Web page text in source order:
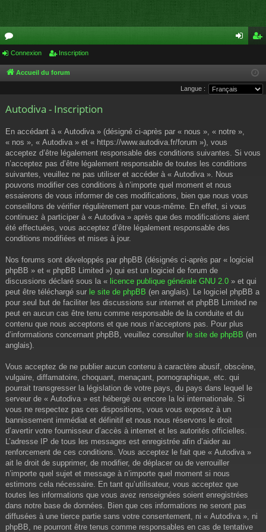
or
u
s
cri
pti
Connexion Inscription
Accueil du forum
Langue :
Autodiva - Inscription
En accédant à « Autodiva » (désigné ci-après par « nous », « notre »,
« nos », « Autodiva » et « https://www.autodiva.fr/forum »), vous
acceptez d’être légalement responsable des conditions suivantes. Si vous
n’acceptez pas d’être légalement responsable de toutes les conditions
suivantes, veuillez ne pas utiliser et accéder à « Autodiva ». Nous
pouvons modifier ces conditions à n’importe quel moment et nous
essaierons de vous informer de ces modifications, bien que nous vous
conseillons de vérifier régulièrement par vous-même. En effet, si vous
continuez à participer à « Autodiva » après que des modifications aient
été effectuées, vous acceptez d’être légalement responsable des
conditions modifiées et mises à jour.
Nos forums sont développés par phpBB (désignés ci-après par « logiciel
phpBB » et « phpBB Limited ») qui est un logiciel de forum de
discussions déclaré sous la « licence publique générale GNU 2.0 » et qui
peut être téléchargé sur le site de phpBB (en anglais). Le logiciel phpBB a
pour seul but de faciliter les discussions sur internet et phpBB Limited ne
peut en aucun cas être tenu comme responsable de la conduite et du
contenu que nous acceptons et que nous n’acceptons pas. Pour plus
d’informations concernant phpBB, veuillez consulter le site de phpBB (en
anglais).
Vous acceptez de ne publier aucun contenu à caractère abusif, obscène,
vulgaire, diffamatoire, choquant, menaçant, pornographique, etc. qui
pourrait transgresser la législation de votre pays, du pays dans lequel le
serveur de « Autodiva » est hébergé ou encore la loi internationale. Si
vous ne respectez pas ces dispositions, vous vous exposez à un
bannissement immédiat et définitif et nous nous réservons le droit
d’avertir votre fournisseur d’accès à internet et les autorités officielles.
L’adresse IP de tous les messages est enregistrée afin d’aider au
renforcement de ces conditions. Vous acceptez le fait que « Autodiva »
ait le droit de supprimer, de modifier, de déplacer ou de verrouiller
n’importe quel sujet et message à n’importe quel moment si nous
estimons cela nécessaire. En tant qu’utilisateur, vous acceptez que
toutes les informations que vous avez renseignées soient enregistrées
dans notre base de données. Bien que ces informations ne seront pas
diffusées à une tierce partie sans votre consentement, ni « Autodiva », ni
phpBB, ne pourront être tenus comme responsables en cas de tentative